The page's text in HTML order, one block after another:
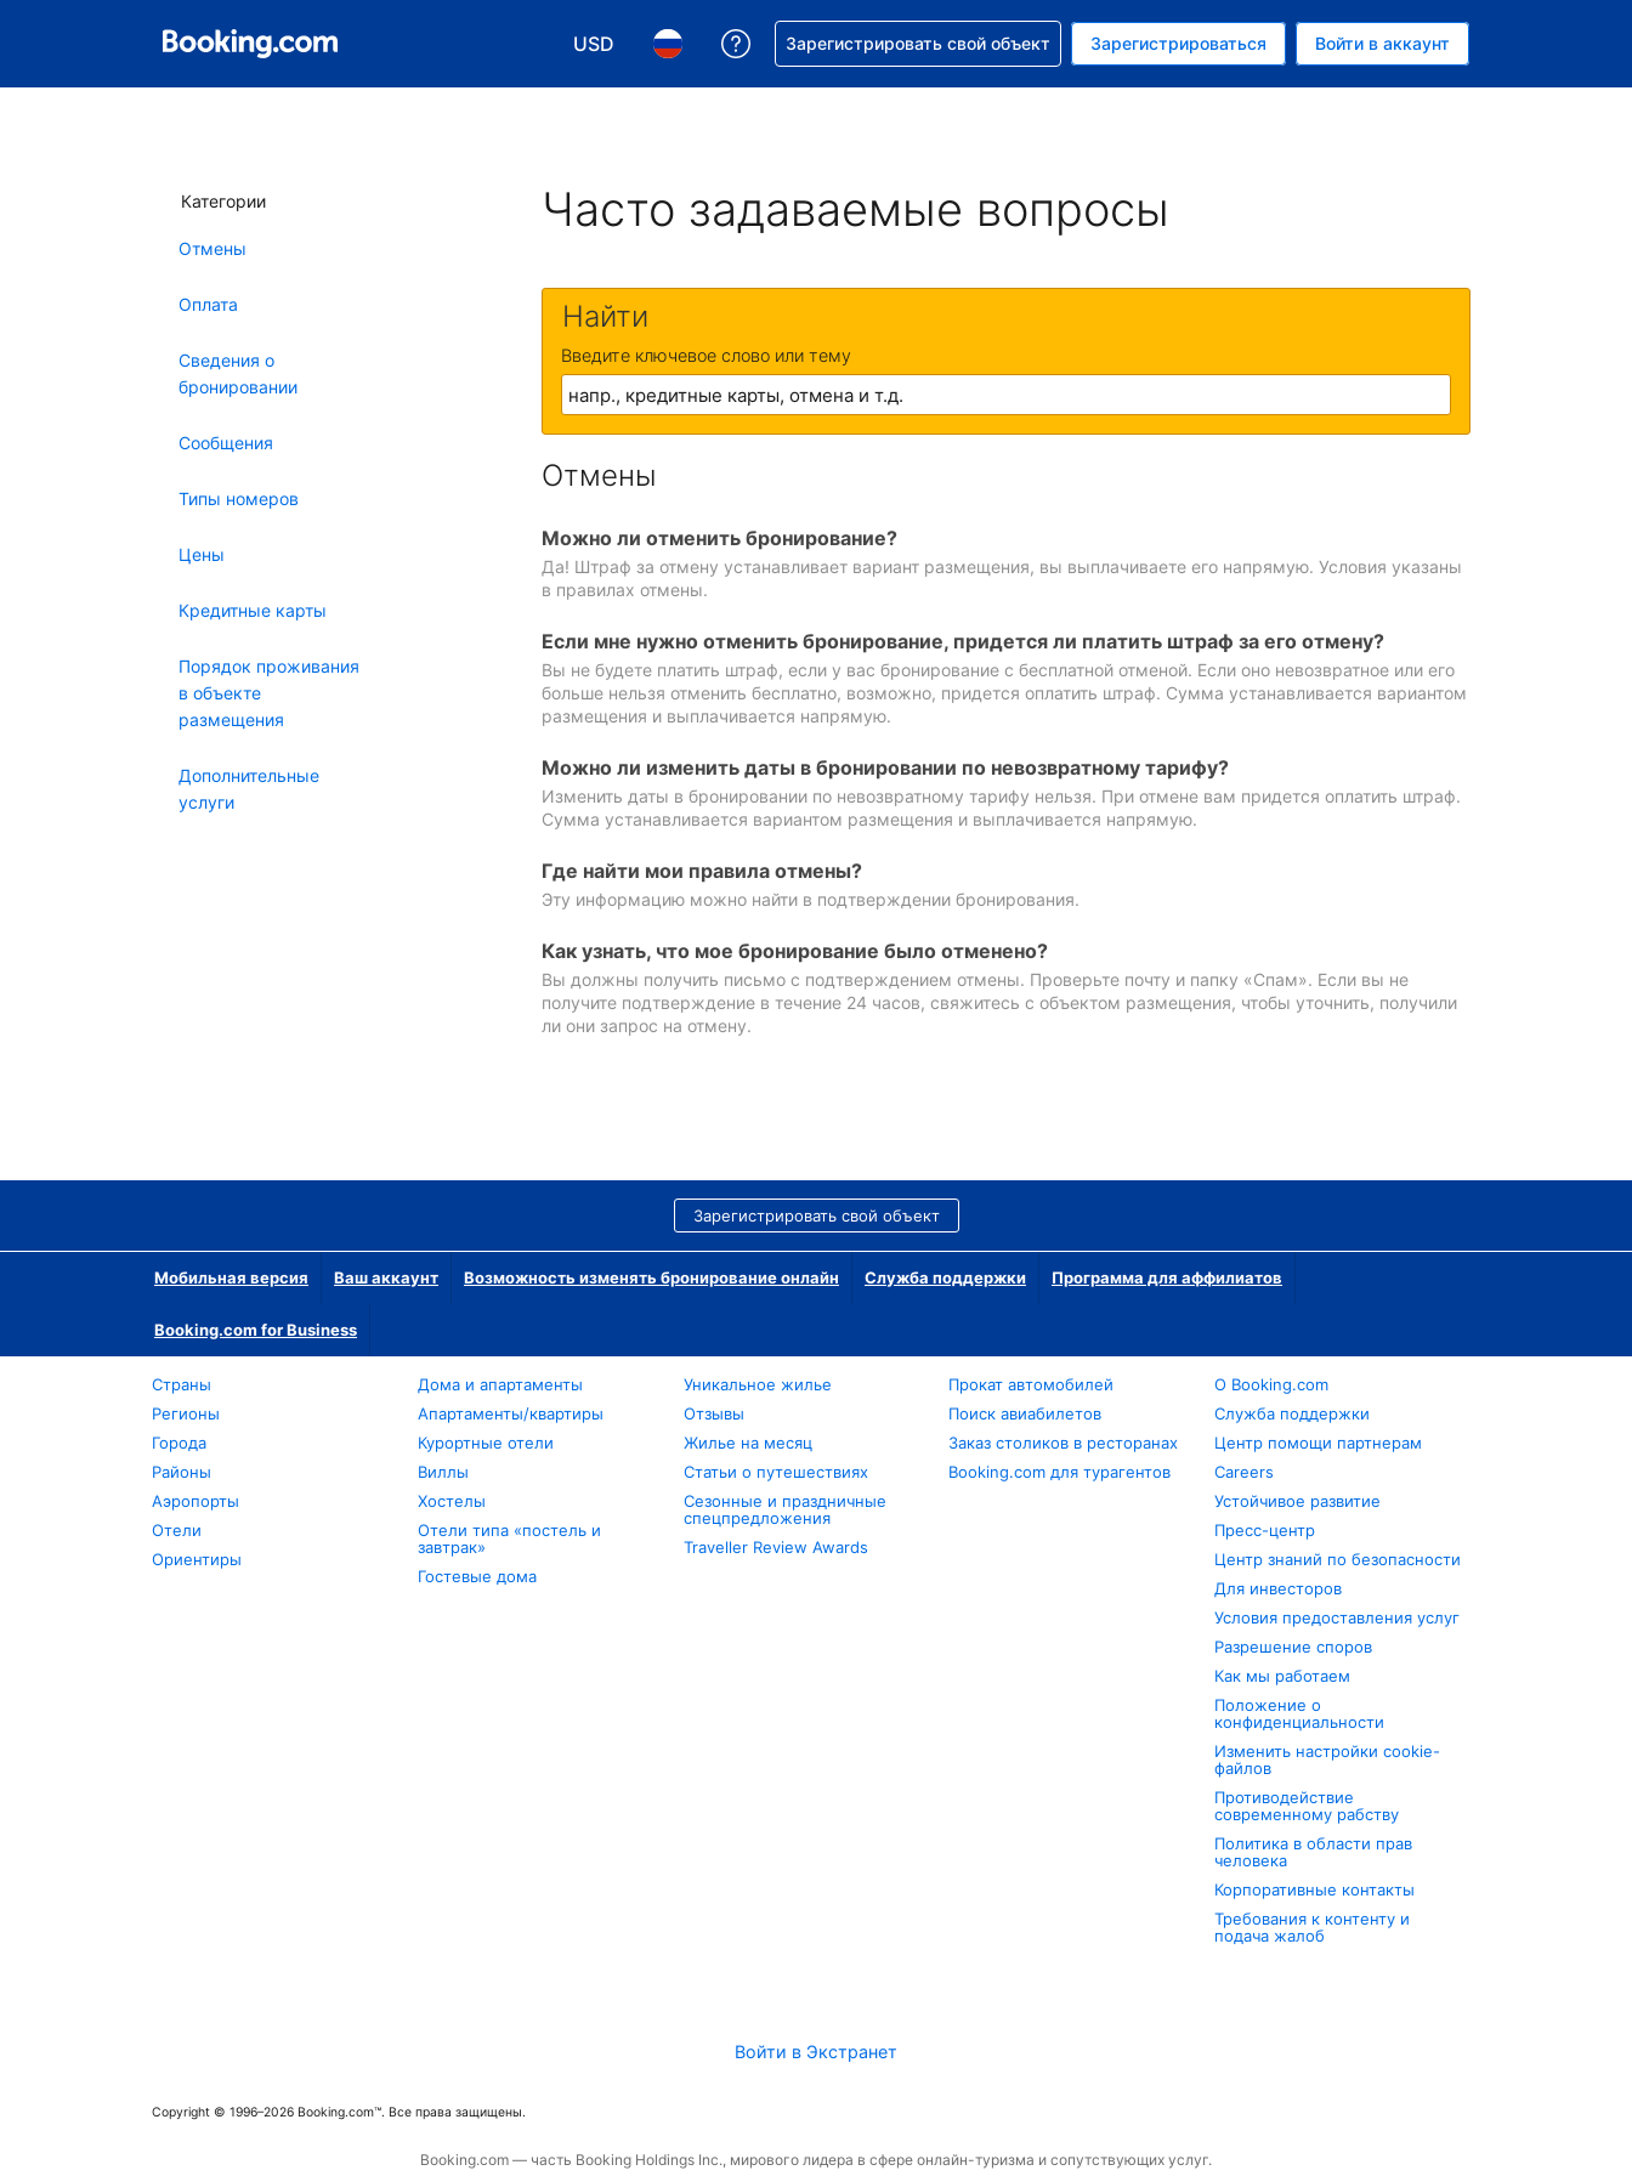
USD
Выберите валюту. Текущая валюта — Доллар США
Выберите язык. Текущий язык — На русском
Получите помощь с бронированием
Зарегистрировать свой объект Зарегистрироваться Войти в аккаунт
Категории
Отмены
Оплата
Сведения о
бронировании
Сообщения
Типы номеров
Цены
Кредитные карты
Порядок проживания
в объекте
размещения
Дополнительные
услуги
Часто задаваемые вопросы
Найти
Введите ключевое слово или тему
Отмены
Можно ли отменить бронирование?
Да! Штраф за отмену устанавливает вариант размещения, вы выплачиваете его напрямую. Условия указаны
в правилах отмены.
Если мне нужно отменить бронирование, придется ли платить штраф за его отмену?
Вы не будете платить штраф, если у вас бронирование с бесплатной отменой. Если оно невозвратное или его
больше нельзя отменить бесплатно, возможно, придется оплатить штраф. Сумма устанавливается вариантом
размещения и выплачивается напрямую.
Можно ли изменить даты в бронировании по невозвратному тарифу?
Изменить даты в бронировании по невозвратному тарифу нельзя. При отмене вам придется оплатить штраф.
Сумма устанавливается вариантом размещения и выплачивается напрямую.
Где найти мои правила отмены?
Эту информацию можно найти в подтверждении бронирования.
Как узнать, что мое бронирование было отменено?
Вы должны получить письмо с подтверждением отмены. Проверьте почту и папку «Спам». Если вы не
получите подтверждение в течение 24 часов, свяжитесь с объектом размещения, чтобы уточнить, получили
ли они запрос на отмену.
Зарегистрировать свой объект
Мобильная версия Ваш аккаунт Возможность изменять бронирование онлайн Служба поддержки Программа для аффилиатов
Booking.com for Business
Страны
Регионы
Города
Районы
Аэропорты
Отели
Ориентиры
Дома и апартаменты
Апартаменты/квартиры
Курортные отели
Виллы
Хостелы
Отели типа «постель и
завтрак»
Гостевые дома
Уникальное жилье
Отзывы
Жилье на месяц
Статьи о путешествиях
Сезонные и праздничные
спецпредложения
Traveller Review Awards
Прокат автомобилей
Поиск авиабилетов
Заказ столиков в ресторанах
Booking.com для турагентов
О Booking.com
Служба поддержки
Центр помощи партнерам
Careers
Устойчивое развитие
Пресс-центр
Центр знаний по безопасности
Для инвесторов
Условия предоставления услуг
Разрешение споров
Как мы работаем
Положение о
конфиденциальности
Изменить настройки cookie-
файлов
Противодействие
современному рабству
Политика в области прав
человека
Корпоративные контакты
Требования к контенту и
подача жалоб
Войти в Экстранет
Copyright © 1996–2026 Booking.com™. Все права защищены.
Booking.com — часть Booking Holdings Inc., мирового лидера в сфере онлайн-туризма и сопутствующих услуг.